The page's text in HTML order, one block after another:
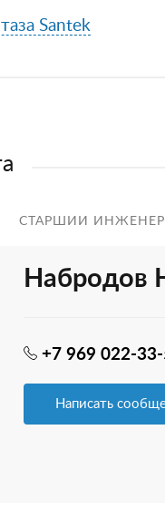
Santek
СТАРШИЙ ИНЖЕНЕР
Набродов
+7 969 022-
Написать